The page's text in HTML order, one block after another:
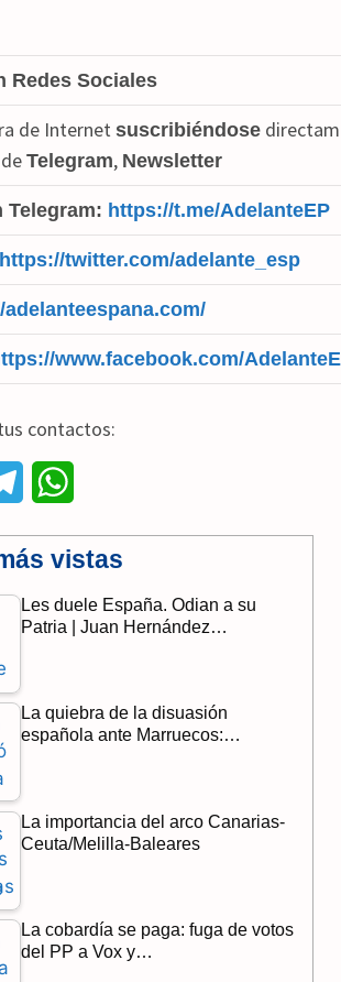
Redes Sociales
de Internet suscribiéndose
Telegram, Newsletter
Telegram: https://t.me/AdelanteEP
https://twitter.com/adelante_esp
www.facebook.com/
contactos:
l
e
a
a
t
p
vistas
Les duele España. Odian a su
Patria | Juan Hernández…
La quiebra de la disuasión
española ante Marruecos:…
La importancia del arco Canarias-
Ceuta/Melilla-Baleares
La cobardía se paga: fuga de votos
del PP a Vox y…